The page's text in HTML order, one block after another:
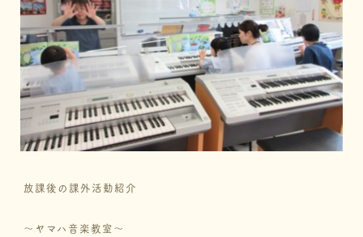
放課後の課外活動紹介
～ヤマハ音楽教室～